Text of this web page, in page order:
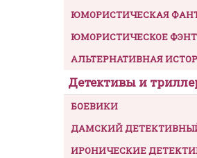
ЮМОРИСТИЧЕСКАЯ
ЮМОРИСТИЧЕСКОЕ
АЛЬТЕРНАТИВНАЯ
Детективы и
БОЕВИКИ
ДАМСКИЙ
ИРОНИЧЕСКИЕ